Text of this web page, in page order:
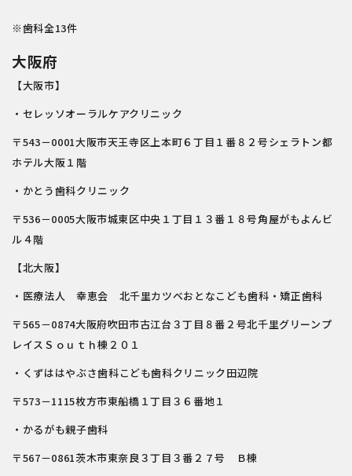
※歯科全13件
大阪府
【大阪市】
・セレッソオーラルケアクリニック
〒543－0001大阪市天王寺区上本町６丁目１番８２号シェラトン都
ホテル大阪１階
・かとう歯科クリニック
〒536－0005大阪市城東区中央１丁目１３番１８号角屋がもよんビ
ル４階
【北大阪】
・医療法人 幸恵会 北千里カツベおとなこども歯科・矯正歯科
〒565－0874大阪府吹田市古江台３丁目８番２号北千里グリーンプ
レイスＳｏｕｔｈ棟２０１
・くずははやぶさ歯科こども歯科クリニック田辺院
〒573－1115枚方市東船橋１丁目３６番地１
・かるがも親子歯科
〒567－0861茨木市東奈良３丁目３番２７号 Ｂ棟